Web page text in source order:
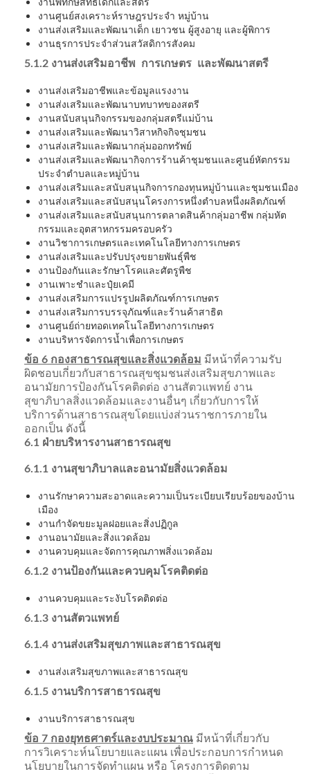
งานศูนย์สงเคราะห์ราษฎรประจำ หมู่บ้าน
งานส่งเสริมและพัฒนาเด็ก เยาวชน ผู้สูงอายุ และผู้พิการ
งานธุรการประจำส่วนสวัสดิการสังคม
5.1.2 งานส่งเสริมอาชีพ การเกษตร และพัฒนาสตรี
งานส่งเสริมอาชีพและข้อมูลแรงงาน
งานส่งเสริมและพัฒนาบทบาทของสตรี
งานสนับสนุนกิจกรรมของกลุ่มสตรีแม่บ้าน
งานส่งเสริมและพัฒนาวิสาหกิจกิจชุมชน
งานส่งเสริมและพัฒนากลุ่มออกทรัพย์
งานส่งเสริมและพัฒนากิจการร้านค้าชุมชนและศูนย์หัตกรรม
ประจำตำบลและหมู่บ้าน
งานส่งเสริมและสนับสนุนกิจการกองทุนหมู่บ้านและชุมชนเมือง
งานส่งเสริมและสนับสนุนโครงการหนึ่งตำบลหนึ่งผลิตภัณฑ์
งานส่งเสริมและสนับสนุนการตลาดสินค้ากลุ่มอาชีพ กลุ่มหัต
กรรมและอุตสาหกรรมครอบครัว
งานวิชาการเกษตรและเทคโนโลยีทางการเกษตร
งานส่งเสริมและปรับปรุงขยายพันธุ์พืช
งานป้องกันและรักษาโรคและศัตรูพืช
งานเพาะชำและปุ๋ยเคมี
งานส่งเสริมการแปรรูปผลิตภัณฑ์การเกษตร
งานส่งเสริมการบรรจุภัณฑ์และร้านค้าสาธิต
งานศูนย์ถ่ายทอดเทคโนโลยีทางการเกษตร
งานบริหารจัดการน้ำเพื่อการเกษตร
ข้อ 6 กองสาธารณสุขและสิ่งแวดล้อม มีหน้าที่ความรับ
ผิดชอบเกี่ยวกับสาธารณสุขชุมชนส่งเสริมสุขภาพและ
อนามัยการป้องกันโรคติดต่อ งานสัตวแพทย์ งาน
สุขาภิบาลสิ่งแวดล้อมและงานอื่นๆ เกี่ยวกับการให้
บริการด้านสาธารณสุขโดยแบ่งส่วนราชการภายใน
ออกเป็น ดังนี้
6.1 ฝ่ายบริหารงานสาธารณสุข
6.1.1 งานสุขาภิบาลและอนามัยสิ่งแวดล้อม
งานรักษาความสะอาดและความเป็นระเบียบเรียบร้อยของบ้าน
เมือง
งานกำจัดขยะมูลฝอยและสิ่งปฏิกูล
งานอนามัยและสิ่งแวดล้อม
งานควบคุมและจัดการคุณภาพสิ่งแวดล้อม
6.1.2 งานป้องกันและควบคุมโรคติดต่อ
งานควบคุมและระงับโรคติดต่อ
6.1.3 งานสัตวแพทย์
6.1.4 งานส่งเสริมสุขภาพและสาธารณสุข
งานส่งเสริมสุขภาพและสาธารณสุข
6.1.5 งานบริการสาธารณสุข
งานบริการสาธารณสุข
ข้อ 7 กองยุทธศาตร์และงบประมาณ มีหน้าที่เกี่ยวกับ
การวิเคราะห์นโยบายและแผน เพื่อประกอบการกำหนด
นโยบายในการจัดทำแผน หรือ โครงการติดตาม